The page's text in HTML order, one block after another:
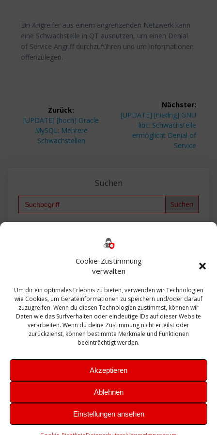
Cookie-Zustimmung
verwalten
Um dir ein optimales Erlebnis zu bieten, verwenden wir Technologien
wie Cookies, um Geräteinformationen zu speichern und/oder darauf
zuzugreifen. Wenn du diesen Technologien zustimmst, können wir
Daten wie das Surfverhalten oder eindeutige IDs auf dieser Website
verarbeiten. Wenn du deine Zustimmung nicht erteilst oder
zurückziehst, können bestimmte Merkmale und Funktionen
beeinträchtigt werden.
Akzeptieren
Ablehnen
Einstellungen ansehen
Ein Angreifer aus einem angrenzenden Netzwerk kann
eine Schwachstelle in QT ausnutzen, um einen Denial
of Service Angriff durchzuführen und um Informationen
offenzulegen.
Zurück:
Vorheriger
Beitrag:
[UPDATE] [hoch] Oracle
MySQL: Mehrere
Schwachstellen
Nächster:
Nächster
Beitrag:
[UPDATE] [niedrig] GNU
libc: Schwachstelle
ermöglicht Denial of
Service
Suchen
Search
Bautagebuch
Exchange firewall Fritzbox
Microsoft
Sanierung SBS Security Server Sicherheit
Sicherung SIEM Sophos SSL Ubuntu
Update Upgrade UTM VCenter VCSA Veeam
VMWare VPN WAZUH Windows
Zertifikat
Theme